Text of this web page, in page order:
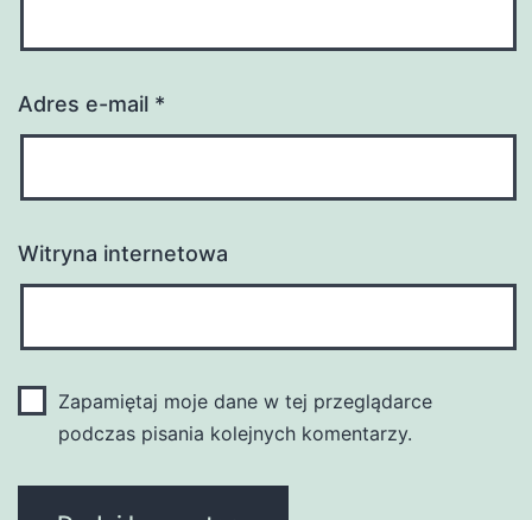
Adres e-mail *
Witryna internetowa
Zapamiętaj moje dane w tej przeglądarce
podczas pisania kolejnych komentarzy.